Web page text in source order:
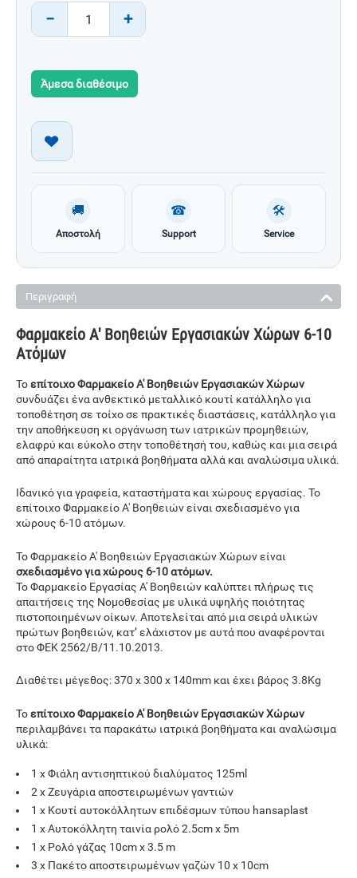
+
−
Άμεσα διαθέσιμο
🚚
Αποστολή
☎
Support
🛠
Service
Περιγραφή
Φαρμακείο Α' Βοηθειών Εργασιακών Χώρων 6-10
Ατόμων
Τοεπίτοιχο Φαρμακείο Α' Βοηθειών Εργασιακών Χώρων
συνδυάζει ένα ανθεκτικό μεταλλικό κουτί κατάλληλο για
τοποθέτηση σε τοίχο σε πρακτικές διαστάσεις, κατάλληλο για
την αποθήκευση κι οργάνωση των ιατρικών προμηθειών,
ελαφρύ και εύκολο στην τοποθέτησή του, καθώς και μια σειρά
από απαραίτητα ιατρικά βοηθήματα αλλά και αναλώσιμα υλικά.
Ιδανικό για γραφεία, καταστήματα και χώρους εργασίας. Το
επίτοιχο Φαρμακείο Α' Βοηθειών είναι σχεδιασμένο για
χώρους 6-10 ατόμων.
Το Φαρμακείο Α' Βοηθειών Εργασιακών Χώρων είναι
σχεδιασμένο για χώρους 6-10 ατόμων.
Το Φαρμακείο Εργασίας Α' Βοηθειών καλύπτει πλήρως τις
απαιτήσεις της Νομοθεσίας με υλικά υψηλής ποιότητας
πιστοποιημένων οίκων. Αποτελείται από μια σειρά υλικών
πρώτων βοηθειών, κατ’ ελάχιστον με αυτά που αναφέρονται
στο ΦΕΚ 2562/Β/11.10.2013.
Διαθέτει μέγεθος: 370 x 300 x 140mm και έχει βάρος 3.8Kg
Τοεπίτοιχο Φαρμακείο Α' Βοηθειών Εργασιακών Χώρων
περιλαμβάνει τα παρακάτω ιατρικά βοηθήματα και αναλώσιμα
υλικά:
1 x Φιάλη αντισηπτικού διαλύματος 125ml
2 x Ζευγάρια αποστειρωμένων γαντιών
1 x Κουτί αυτοκόλλητων επιδέσμων τύπου hansaplast
1 x Αυτοκόλλητη ταινία ρολό 2.5cm x 5m
1 x Ρολό γάζας 10cm x 3.5 m
3 x Πακέτο αποστειρωμένων γαζών 10 x 10cm